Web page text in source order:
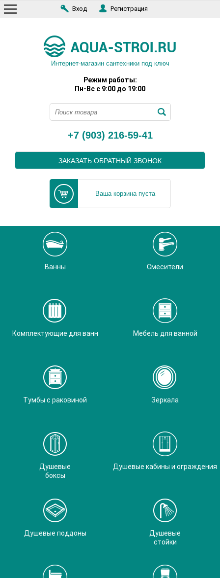
Вход Регистрация
Интернет-магазин сантехники под ключ
Режим работы:
Пн-Вс с 9:00 до 19:00
+7 (903) 216-59-41
ЗАКАЗАТЬ ОБРАТНЫЙ ЗВОНОК
Ваша корзина пуста
Ванны Смесители
Комплектующие для ванн Мебель для ванной
Тумбы с раковиной Зеркала
Душевые
боксы
Душевые кабины и ограждения
Душевые поддоны
Душевые
стойки